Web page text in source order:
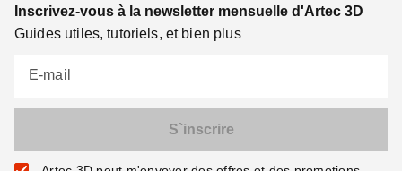
Inscrivez-vous à la newsletter mensuelle d'Artec 3D
Guides utiles, tutoriels, et bien plus
E-mail